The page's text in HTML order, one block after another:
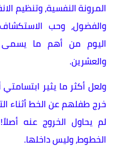
المرونة النفسية، وتنظيم
والفضول، وحب
اليوم من أهم ما يسمى
والعشرين.
ولعل أكثر ما يثير
خرج طفلهم عن الخط أثناء
لم يحاول الخروج عنه أصلاً!
الخطوط، وليس داخلها.